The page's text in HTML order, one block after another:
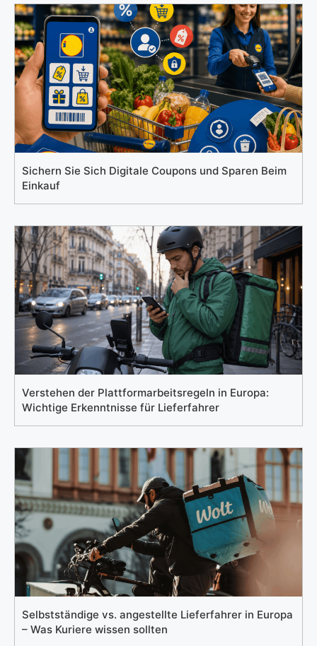
Sichern Sie Sich Digitale Coupons und Sparen Beim
Einkauf
Verstehen der Plattformarbeitsregeln in Europa:
Wichtige Erkenntnisse für Lieferfahrer
Selbstständige vs. angestellte Lieferfahrer in Europa
– Was Kuriere wissen sollten